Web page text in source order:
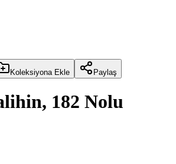
Koleksiyona Ekle Paylaş
182 Nolu